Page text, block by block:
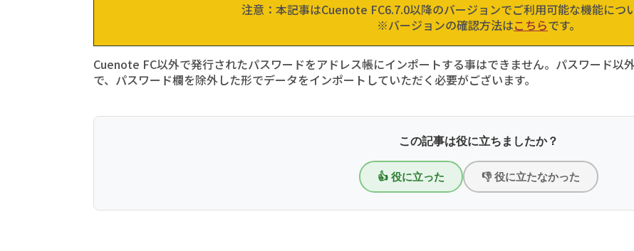
注意：本記事はCuenote FC6.7.0以降のバージョンでご利用可能な機能につ
※バージョンの確認方法はこちらです。
Cuenote FC以外で発行されたパスワードをアドレス帳にインポートする事はできません。パスワード以
で、パスワード欄を除外した形でデータをインポートしていただく必要がございます。
この記事は役に立ちましたか？
👍 役に立った 👎 役に立たなかった